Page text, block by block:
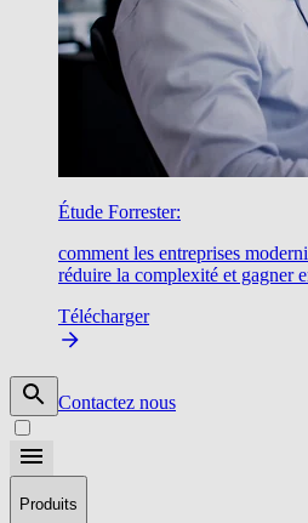
Étude Forrester:
comment les entreprises
réduire la complexité et gagner
Télécharger
Contactez nous
Produits